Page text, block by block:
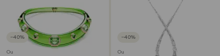
−40%
Outlet
−40%
Outlet